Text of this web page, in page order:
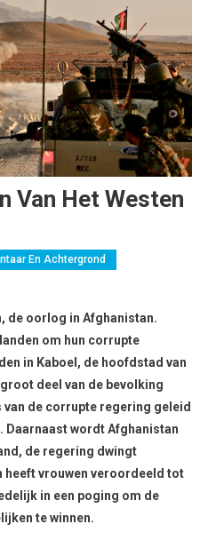
Van Het Westen
En Achtergrond
de oorlog in Afghanistan.
om hun corrupte
in Kaboel, de hoofdstad van
deel van de bevolking
de corrupte regering geleid
Daarnaast wordt Afghanistan
de regering dwingt
heeft vrouwen veroordeeld tot
in een poging om de
te winnen.